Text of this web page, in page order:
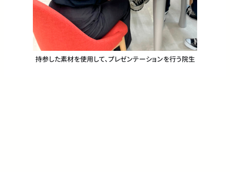
持参した素材を使用して、プレゼンテーションを行う院生